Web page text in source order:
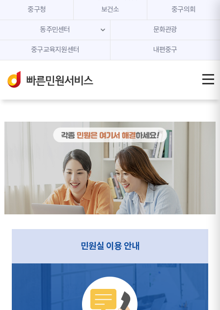
본문 내용 바로가기
주메뉴 바로가기
중구청 보건소 중구의회
동주민센터 문화관광
중구교육지원센터 내편중구
민원실 이용 안내